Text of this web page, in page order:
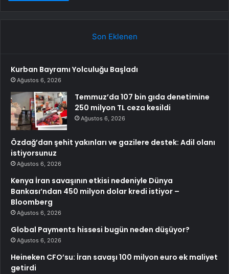
Son Eklenen
Kurban Bayramı Yolculuğu Başladı
Ağustos 6, 2026
Temmuz’da 107 bin gıda denetimine
250 milyon TL ceza kesildi
Ağustos 6, 2026
Özdağ’dan şehit yakınları ve gazilere destek: Adil olanı
istiyorsunuz
Ağustos 6, 2026
Kenya İran savaşının etkisi nedeniyle Dünya
Bankası’ndan 450 milyon dolar kredi istiyor –
Bloomberg
Ağustos 6, 2026
Global Payments hissesi bugün neden düşüyor?
Ağustos 6, 2026
Heineken CFO’su: İran savaşı 100 milyon euro ek maliyet
getirdi